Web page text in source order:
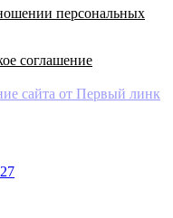
персональных
соглашение